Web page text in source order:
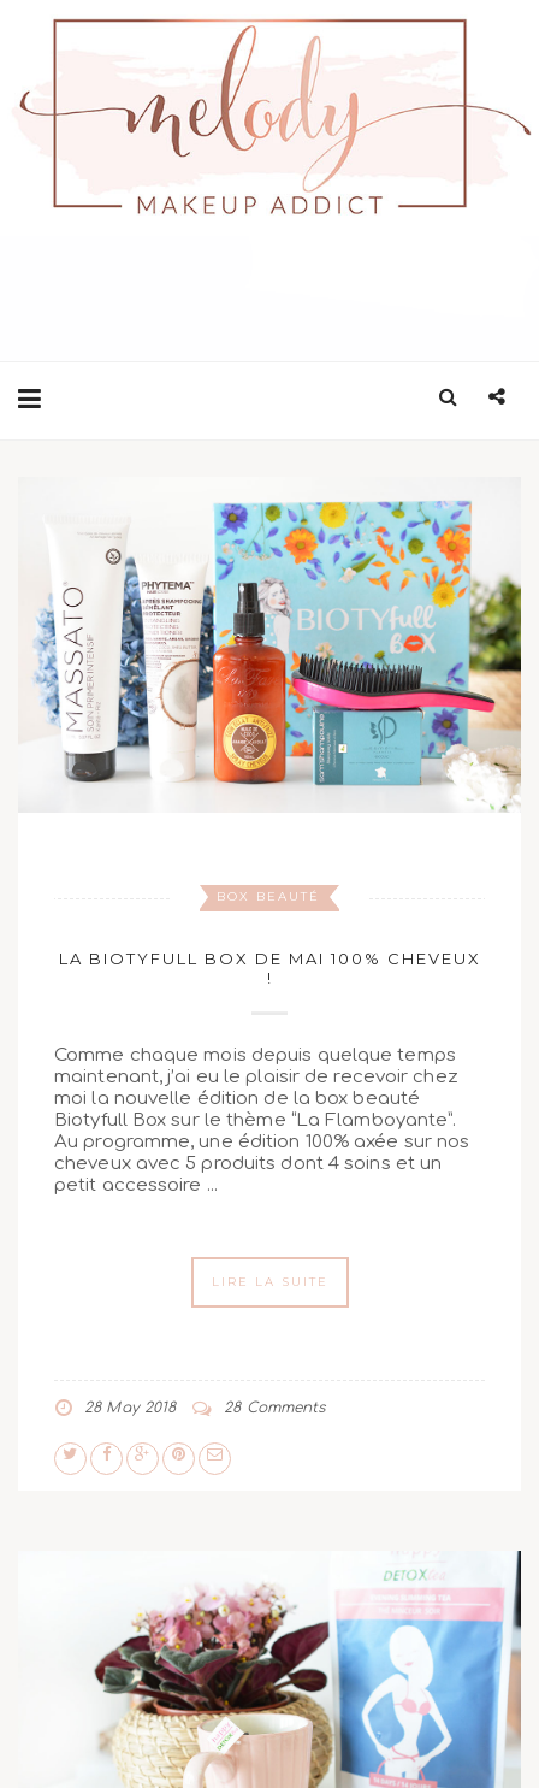
BOX BEAUTÉ
LA BIOTYFULL BOX DE MAI 100% CHEVEUX
!
Comme chaque mois depuis quelque temps
maintenant, j’ai eu le plaisir de recevoir chez
moi la nouvelle édition de la box beauté
Biotyfull Box sur le thème “La Flamboyante”.
Au programme, une édition 100% axée sur nos
cheveux avec 5 produits dont 4 soins et un
petit accessoire ...
LIRE LA SUITE
28 May 2018 28 Comments